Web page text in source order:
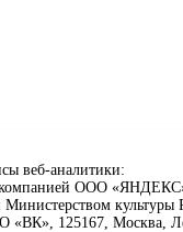
веб-аналитики:
ООО
Министерством
«ВК», 125167, Москва,